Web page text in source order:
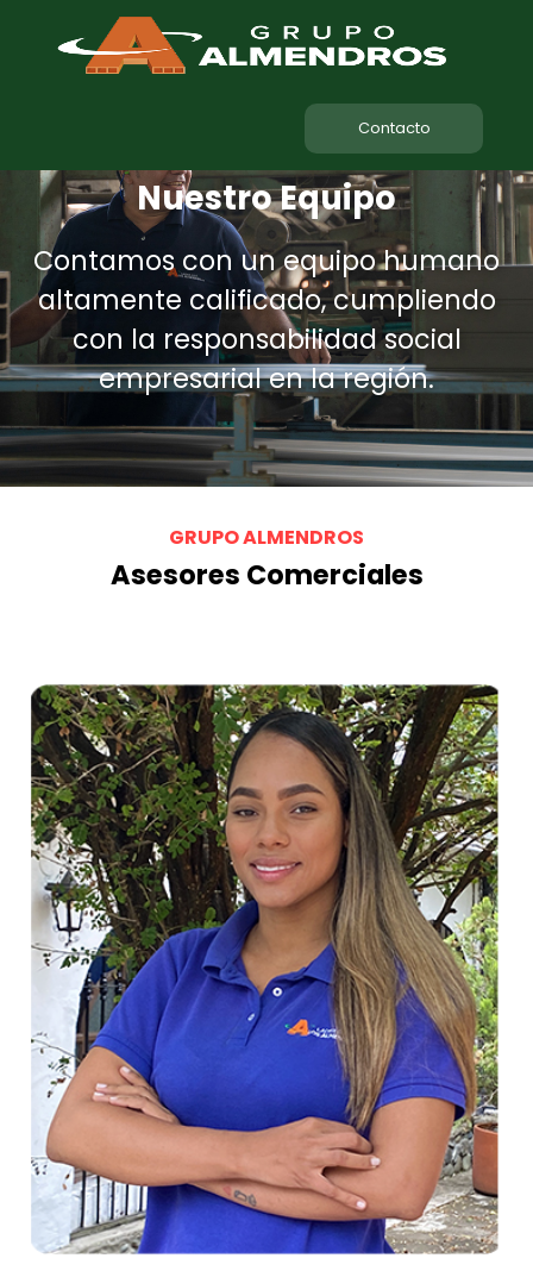
Contacto
Nuestro Equipo
Contamos con un equipo humano
altamente calificado, cumpliendo
con la responsabilidad social
empresarial en la región.
GRUPO ALMENDROS
Asesores Comerciales